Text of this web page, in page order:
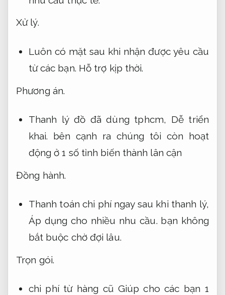
Xử lý.
Luôn có mặt sau khi nhận được yêu cầu
từ các bạn. Hỗ trợ kịp thời.
Phương án.
Thanh lý đồ đã dùng tphcm, Dễ triển
khai. bên cạnh ra chúng tôi còn hoạt
động ở 1 số tỉnh biến thành lân cận
Đồng hành.
Thanh toán chi phí ngay sau khi thanh lý,
Áp dụng cho nhiều nhu cầu. bạn không
bắt buộc chờ đợi lâu.
Trọn gói.
chi phí từ hàng cũ Giúp cho các bạn 1